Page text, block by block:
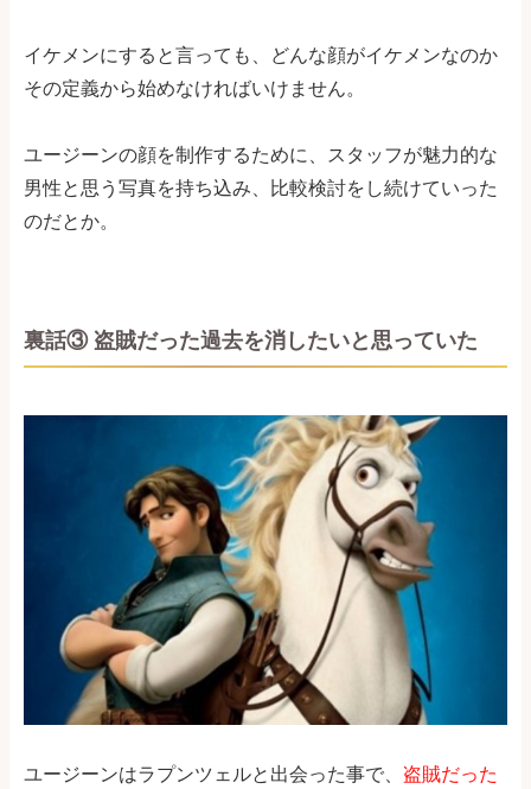
イケメンにすると言っても、どんな顔がイケメンなのか
その定義から始めなければいけません。
ユージーンの顔を制作するために、スタッフが魅力的な
男性と思う写真を持ち込み、比較検討をし続けていった
のだとか。
裏話③ 盗賊だった過去を消したいと思っていた
ユージーンはラプンツェルと出会った事で、 盗賊だった